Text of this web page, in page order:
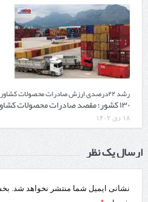
رشد ۲۲درصدی ارزش صادرات محصولات کشاورزی و غذایی؛
۱۳۰ کشور؛ مقصد صادرات محصولات کشاورزی ایران
۱۸ دی ۱۴۰۲
ارسال یک نظر
نشانی ایمیل شما منتشر نخواهد شد.